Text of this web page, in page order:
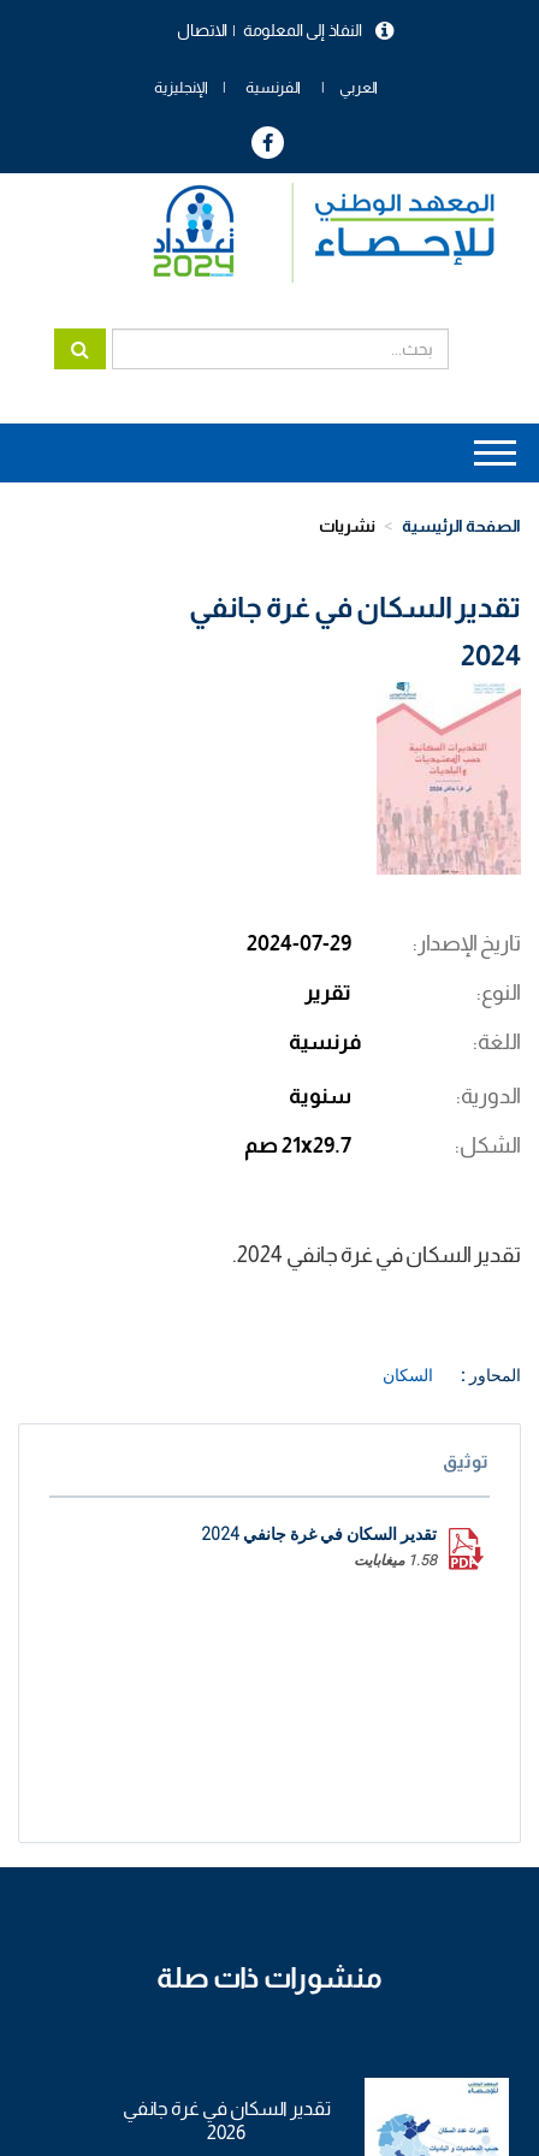
الاتصال النفاذ إلى المعلومة
العربي الفرنسية الإنجليزية
Main
navigation
الصفحة الرئيسية نشريات
تقدير السكان في غرة جانفي
2024
تاريخ الإصدار 2024-07-29
النوع تقرير
اللغة فرنسية
الدورية سنوية
الشكل 21x29.7 صم
تقدير السكان في غرة جانفي 2024.
المحاور : السكان
توثيق
تقدير السكان في غرة جانفي 2024
1.58 ميغابايت
منشورات ذات صلة
تقدير السكان في غرة جانفي
2026